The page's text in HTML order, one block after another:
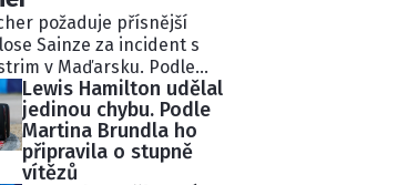
požaduje přísnější
Sainze za incident s
v Maďarsku. Podle
Williams ignoroval
vlajek a následně
závodu.
penalizaci považuje
nedostatečnou.
Lewis Hamilton udělal
jedinou chybu. Podle
Martina Brundla ho
připravila o stupně
vítězů